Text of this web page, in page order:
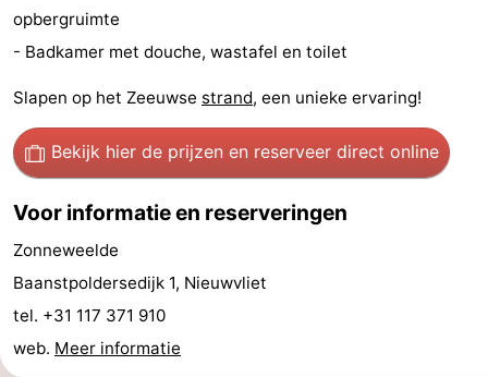
Uitkijkpunten
Attracties
-
Rondvaarten
-
Speeltuinen
-
Binnenspeeltuinen
-
Bowlen
Minigolfbanen
Wellness
opbergruimte
- Badkamer met douche, wastafel en toilet
Slapen op het Zeeuwse strand, een unieke ervaring!
Bekijk hier de prijzen en reserveer direct online
Voor informatie en reserveringen
Zonneweelde
Baanstpoldersedijk 1, Nieuwvliet
tel. +31 117 371 910
web. Meer informatie